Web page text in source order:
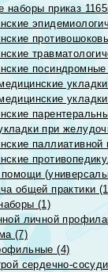
наборы приказ
при
помощи
общей практики
(1)
личной
(7)
(4)
сердечно-